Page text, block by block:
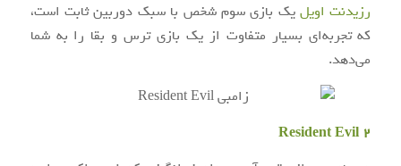
رزیدنت اویلیک بازی سوم شخص با سبک دوربین ثابت است،
که تجربه‌ای بسیار متفاوت از یک بازی ترس و بقا را به شما
می‌دهد.
Resident Evil 2